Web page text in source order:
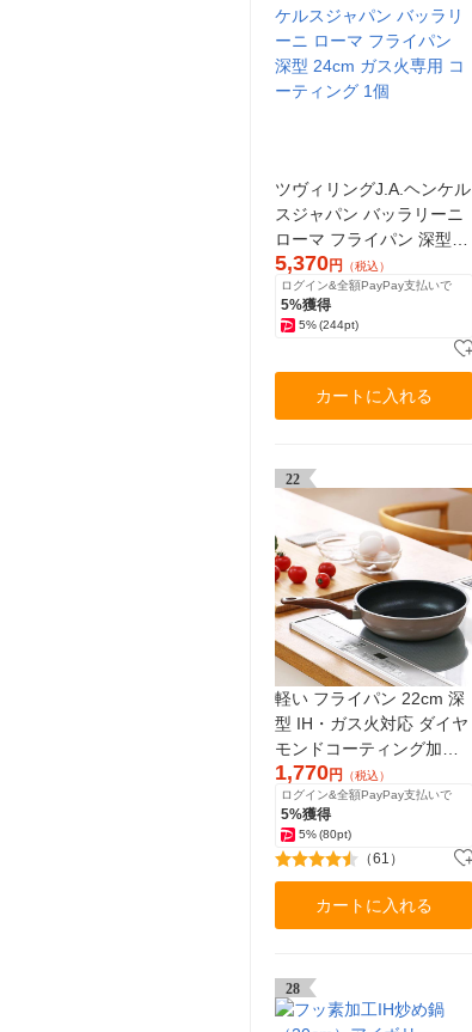
ツヴィリングJ.A.ヘンケル
スジャパン バッラリーニ
ローマ フライパン 深型
24cm ガス火専用 コーテ
ィング 1個
5,370円
（税込）
ログイン&全額PayPay支払いで
5%獲得
5%(244pt)
カートに入れる
22
軽い フライパン 22cm 深
型 IH・ガス火対応 ダイヤ
モンドコーティング加工
ピンクゴールド ロハコ
（LOHACO） オリジナル
1,770円 （税込）
ログイン&全額PayPay支払いで
5%獲得
5%(80pt)
（61）
カートに入れる
28